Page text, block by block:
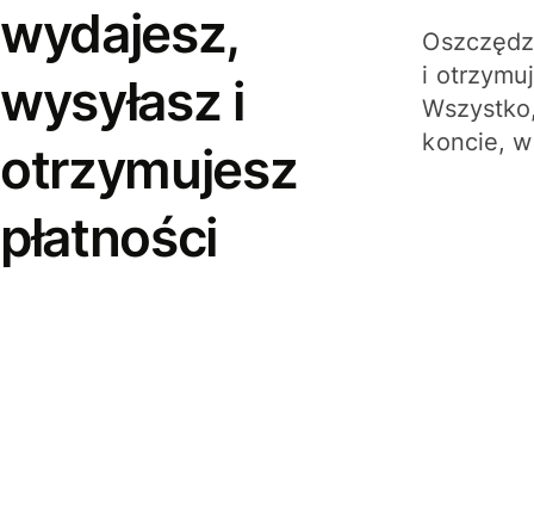
wydajesz,
wysyłasz i
otrzymujesz
płatności
i
koncie,